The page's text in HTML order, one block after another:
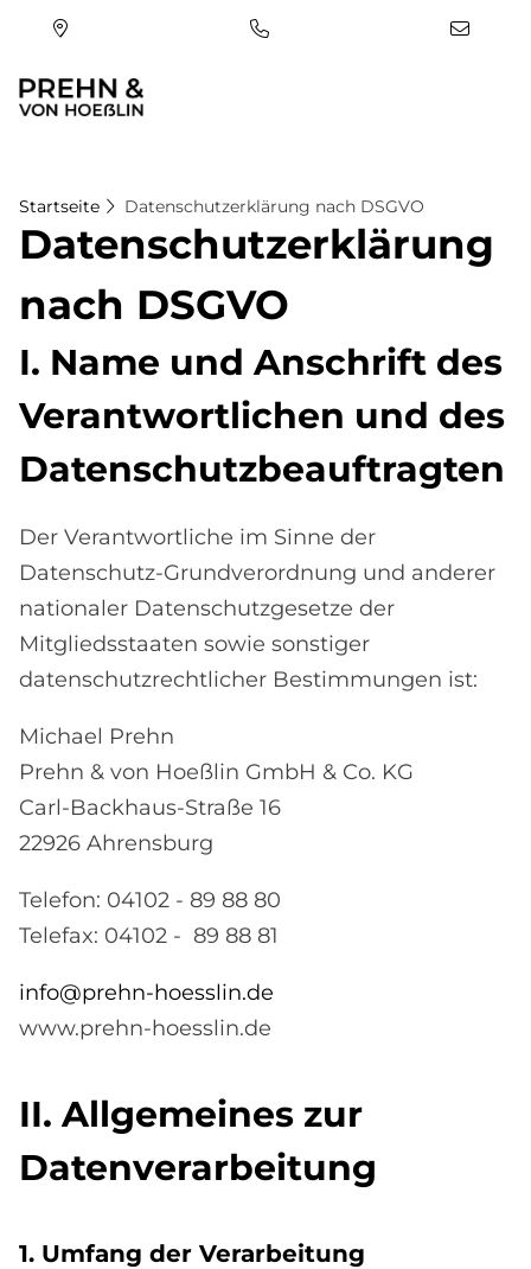
Startseite
Datenschutzerklärung nach DSGVO
Da­ten­schutz­er­klä­rung
nach DS­GVO
I. Name und An­schrift des
Ver­ant­wort­li­chen und des
Da­ten­schutz­be­auf­trag­ten
Der Verantwortliche im Sinne der
Datenschutz-Grundverordnung und anderer
nationaler Datenschutzgesetze der
Mitgliedsstaaten sowie sonstiger
datenschutzrechtlicher Bestimmungen ist:
Michael Prehn
Prehn & von Hoeßlin GmbH & Co. KG
Carl-Backhaus-Straße 16
22926 Ahrensburg
Telefon: 04102 - 89 88 80
Telefax: 04102 - 89 88 81
info@prehn-hoesslin.de
www.prehn-hoesslin.de
II. All­ge­mei­nes zur
Da­ten­ver­ar­bei­tung
1. Um­fang der Ver­ar­bei­tung